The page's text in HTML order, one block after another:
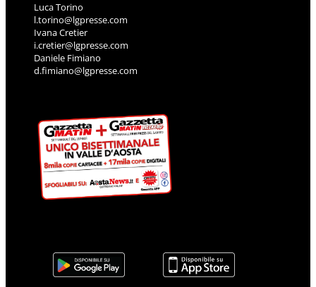
Luca Torino
l.torino@lgpresse.com
Ivana Cretier
i.cretier@lgpresse.com
Daniele Fimiano
d.fimiano@lgpresse.com